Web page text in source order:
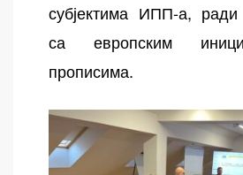
субјектима ИПП-а,
са европским
прописима.